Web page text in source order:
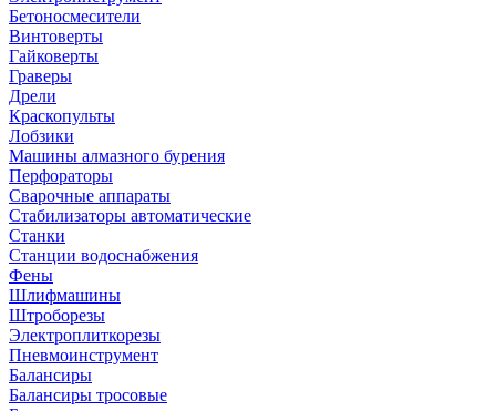
Бетоносмесители
Винтоверты
Гайковерты
Граверы
Дрели
Краскопульты
Лобзики
Машины алмазного бурения
Перфораторы
Сварочные аппараты
Стабилизаторы автоматические
Станки
Станции водоснабжения
Фены
Шлифмашины
Штроборезы
Электроплиткорезы
Пневмоинструмент
Балансиры
Балансиры тросовые